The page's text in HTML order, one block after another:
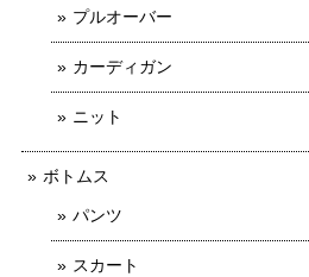
プルオーバー
カーディガン
ニット
ボトムス
パンツ
スカート